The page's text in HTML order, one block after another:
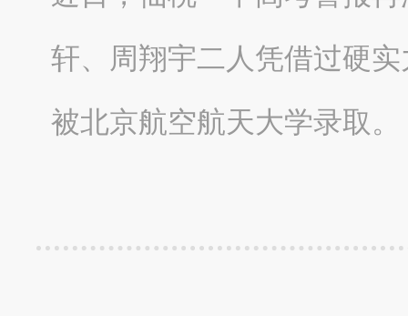
轩、周翔宇二人凭借过硬
被北京航空航天大学录取。